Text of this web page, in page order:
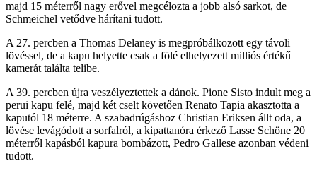
majd 15 méterről nagy erővel megcélozta a jobb alsó sarkot, de
Schmeichel vetődve hárítani tudott.
A 27. percben a Thomas Delaney is megpróbálkozott egy távoli
lövéssel, de a kapu helyette csak a fölé elhelyezett milliós értékű
kamerát találta telibe.
A 39. percben újra veszélyeztettek a dánok. Pione Sisto indult meg a
perui kapu felé, majd két cselt követően Renato Tapia akasztotta a
kaputól 18 méterre. A szabadrúgáshoz Christian Eriksen állt oda, a
lövése levágódott a sorfalról, a kipattanóra érkező Lasse Schöne 20
méterről kapásból kapura bombázott, Pedro Gallese azonban védeni
tudott.